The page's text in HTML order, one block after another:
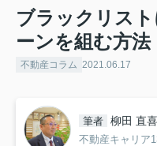
ブラックリス
ーンを組む方法
不動産コラム 2021.06.17
筆者 柳田 直喜
不動産キャリア